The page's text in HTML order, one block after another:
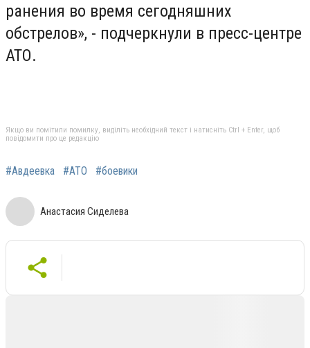
ранения во время сегодняшних
обстрелов», - подчеркнули в пресс-центре
АТО.
Якщо ви помітили помилку, виділіть необхідний текст і натисніть Ctrl + Enter, щоб
повідомити про це редакцію
#Авдеевка #АТО #боевики
Анастасия Сиделева